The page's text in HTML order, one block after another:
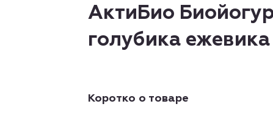
АктиБио
голубика
Коротко о товаре